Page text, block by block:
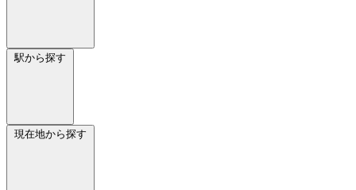
駅から探す
現在地から探す